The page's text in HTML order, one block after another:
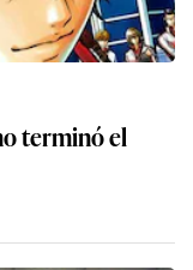
terminó el